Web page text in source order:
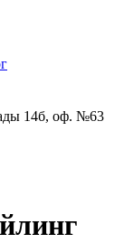
14б, оф. №63